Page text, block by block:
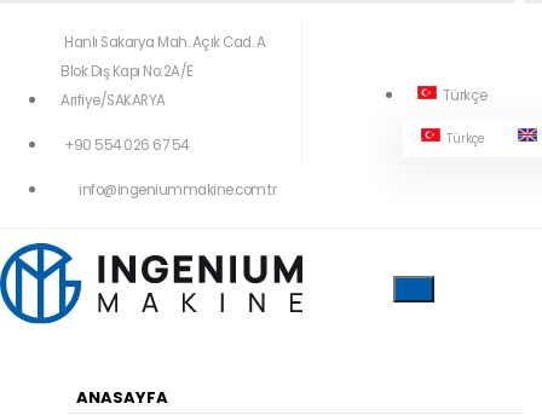
Hanlı Sakarya Mah. Açık Cad. A
Blok Dış Kapı No:2A/E
Arifiye/SAKARYA
+90 554 026 67 54
info@ingeniummakine.com.tr
Türkçe
Türkçe
ANASAYFA
404!
Yapabilirsiniz